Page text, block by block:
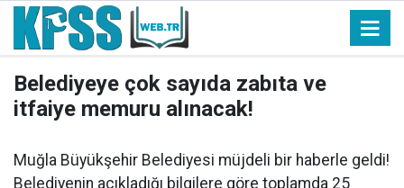
Belediyeye çok sayıda zabıta ve
itfaiye memuru alınacak!
Muğla Büyükşehir Belediyesi müjdeli bir haberle geldi!
Belediyenin açıkladığı bilgilere göre toplamda 25